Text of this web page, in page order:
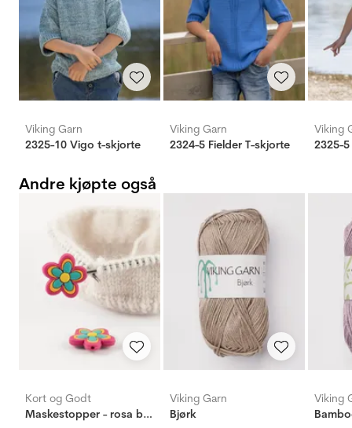
Viking Garn
2325-10 Vigo t-skjorte
Viking Garn
2324-5 Fielder T-skjorte
Viking
2325-
Andre kjøpte også
Kort og Godt
Maskestopper - rosa blomst
Viking Garn
Bjørk
Viking